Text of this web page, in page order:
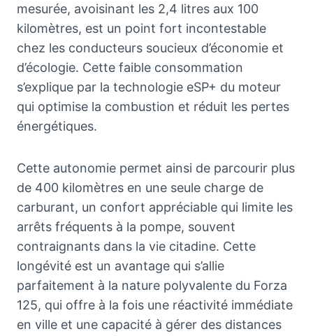
mesurée, avoisinant les 2,4 litres aux 100
kilomètres, est un point fort incontestable
chez les conducteurs soucieux d’économie et
d’écologie. Cette faible consommation
s’explique par la technologie eSP+ du moteur
qui optimise la combustion et réduit les pertes
énergétiques.
Cette autonomie permet ainsi de parcourir plus
de 400 kilomètres en une seule charge de
carburant, un confort appréciable qui limite les
arrêts fréquents à la pompe, souvent
contraignants dans la vie citadine. Cette
longévité est un avantage qui s’allie
parfaitement à la nature polyvalente du Forza
125, qui offre à la fois une réactivité immédiate
en ville et une capacité à gérer des distances